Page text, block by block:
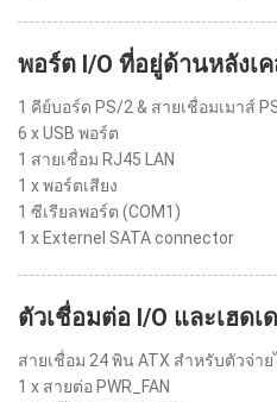
พอร์ต I/O ที่อยู่ด้านหลังเ
1 คีย์บอร์ด PS/2 & สายเชื่อมเมาส์
6 x USB พอร์ต
1 สายเชื่อม RJ45 LAN
1 x พอร์ตเสียง
1 ซีเรียลพอร์ต (COM1)
1 x Externel SATA connector
ตัวเชื่อมต่อ I/O และเฮด
สายเชื่อม 24 พิน ATX สำหรับตัวจ่าย
1 x สายต่อ PWR_FAN